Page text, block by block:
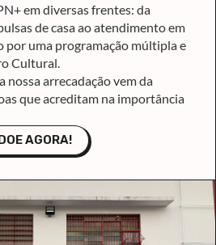
em diversas frentes: da
de casa ao atendimento em
por uma programação múltipla e
Cultural.
nossa arrecadação vem da
que acreditam na importância
AGORA!